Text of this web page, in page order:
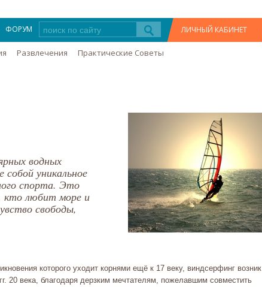
ФОРУМ ЛИЧНЫЙ КАБИНЕТ
Развлечения Практические Советы
водных
собой уникальное
спорта. Это
кто любит море и
свободы,
которого уходит корнями ещё к 17 веку, виндсерфинг возник
20 века, благодаря дерзким мечтателям, пожелавшим совместить